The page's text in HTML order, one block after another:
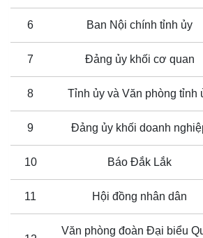
6 Ban Nội chính tỉnh ủy
7 Đảng ủy khối cơ quan
8 Tỉnh ủy và Văn phòng tỉnh
9 Đảng ủy khối doanh
10 Báo Đắk Lắk
11 Hội đồng nhân dân
Văn phòng đoàn Đại biểu